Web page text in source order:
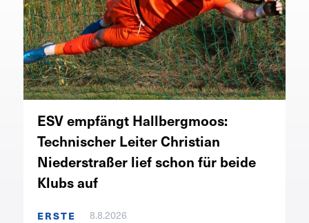
ESV empfängt Hallbergmoos:
Technischer Leiter Christian
Niederstraßer lief schon für beide
Klubs auf
ERSTE 8.8.2026